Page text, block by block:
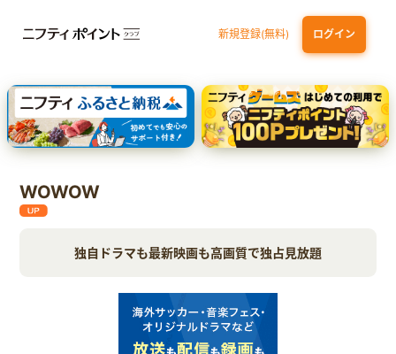
新規登録(無料) ログイン
dカード GOLD 三井住友カード ゴールド（NL）（家族カード発行）
【実質初月無料】DMM | Disney+(ディズニープラス) セットプラン
SBI証券 確定拠出年金（iDeCo）
WOWOW
独自ドラマも最新映画も高画質で独占見放題